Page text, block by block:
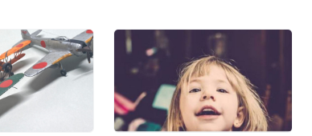
白をベースに、人物
てるデザインに仕上
にふさわしい華やか
彩るため、自然な一
ウトに。あたたか
特別な日をより引
ました。✅ 記念日
きたのは「産後の母体を労ってくれるプ
レゼント」でした。あるお客様からの
「こっちは赤ちゃんじゃなくて女将さん
へのプレゼント。出産本当にお疲れ様、
お身体大事にしてね」というコメントと
ともにスープセットとアロマをいただき
ました。とても心があたたまったのを覚
た。※その花言葉の意味は、前回のブログ
に書いております今は、残り200本ほど
を残して貼り終えています。仕掛けの裏
側まで、360度バラが埋め尽くしていま
す。依頼してくださった方の想いが、形
になるまであと一息です。どうでしょ
う？一面のバラが画面を展開していま
す。私は、こんな光景見たことないで